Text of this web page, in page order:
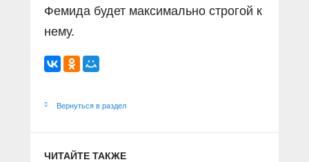
Фемида будет максимально строгой к
нему.
Вернуться в раздел
ЧИТАЙТЕ ТАКЖЕ